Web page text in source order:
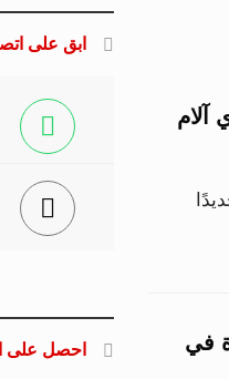
آلام
28 ألف وحدة في
ابق على
احصل على